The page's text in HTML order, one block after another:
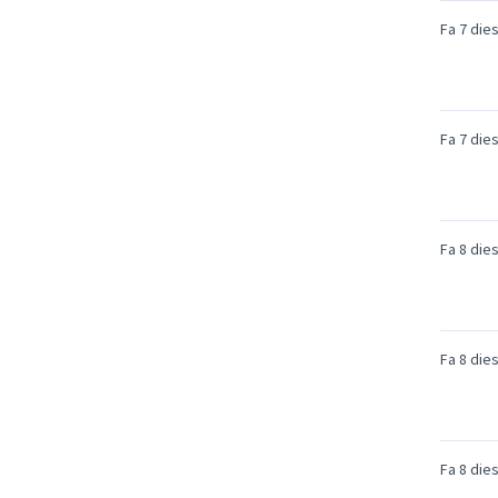
Fa 7 dies
Fa 7 dies
Fa 8 dies
Fa 8 dies
Fa 8 dies